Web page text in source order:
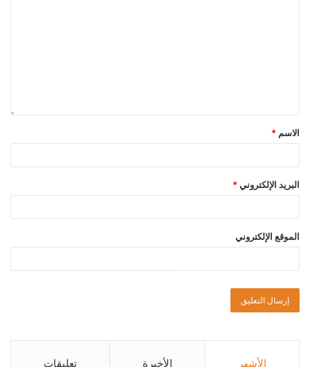
الاسم *
البريد الإلكتروني *
الموقع الإلكتروني
الأشهر الأخيرة تعليقات